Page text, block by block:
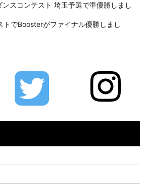
スコンテスト 埼玉予選で準優勝しまし
でBoosterがファイナル優勝しまし